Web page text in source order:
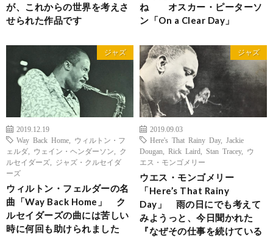
が、これからの世界を考えさ
せられた作品です
ね オスカー・ピーターソ
ン「On a Clear Day」
ジャズ
2019.12.19
Way Back Home
ウィルトン・フ
ェルダ
ウェイン・ヘンダーソン
ク
ルセイダーズ
ジャズ・クルセイダ
ーズ
ウィルトン・フェルダーの名
曲「Way Back Home」 ク
ルセイダーズの曲には苦しい
時に何回も助けられました
ジャズ
2019.09.03
Here's That Rainy Day, Jackie
Dougan
Rick Laird Stan Tracey, ウ
エス・モンゴメリー
ウエス・モンゴメリー
「Here’s That Rainy
Day」 雨の日にでも考えて
みようっと、今日聞かれた
『なぜその仕事を続けている